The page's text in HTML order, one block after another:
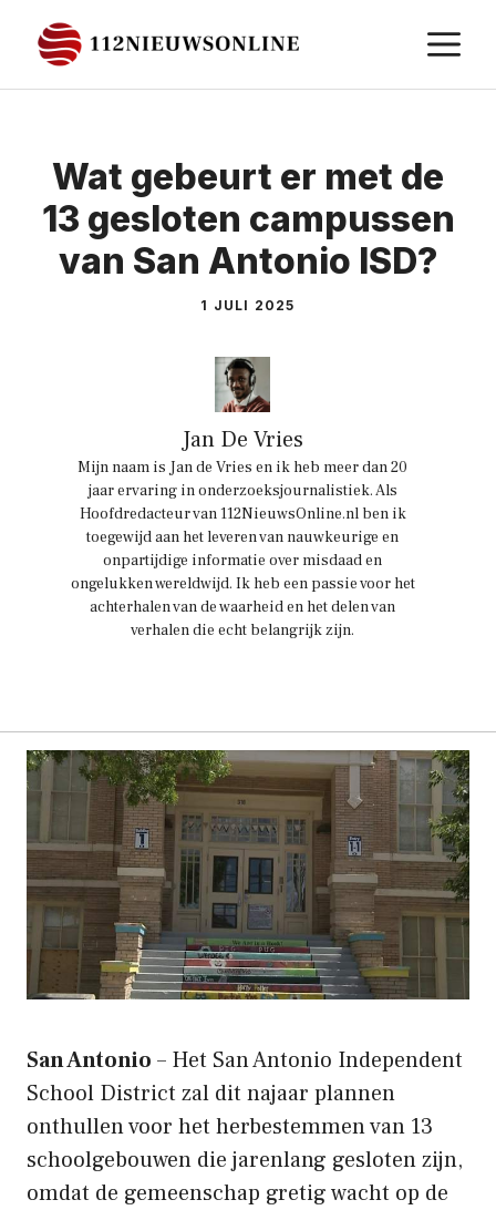
naar
de
Wat gebeurt er met de
13 gesloten campussen
van San Antonio ISD?
1 JULI 2025
Jan De Vries
Mijn naam is Jan de Vries en ik heb meer dan 20
jaar ervaring in onderzoeksjournalistiek. Als
Hoofdredacteur van 112NieuwsOnline.nl ben ik
toegewijd aan het leveren van nauwkeurige en
onpartijdige informatie over misdaad en
ongelukken wereldwijd. Ik heb een passie voor het
achterhalen van de waarheid en het delen van
verhalen die echt belangrijk zijn.
San Antonio – Het San Antonio Independent
School District zal dit najaar plannen
onthullen voor het herbestemmen van 13
schoolgebouwen die jarenlang gesloten zijn,
omdat de gemeenschap gretig wacht op de